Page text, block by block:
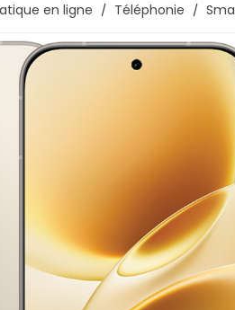
en ligne Téléphonie